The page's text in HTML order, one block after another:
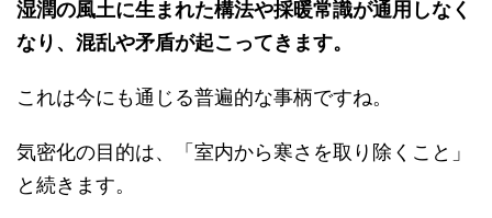
湿潤の風土に生まれた構法や採暖常識が通用しなく
なり、混乱や矛盾が起こってきます。
これは今にも通じる普遍的な事柄ですね。
気密化の目的は、「室内から寒さを取り除くこと」
と続きます。